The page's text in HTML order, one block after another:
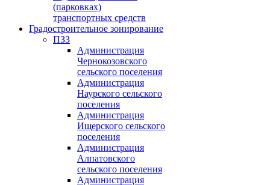
(парковках)
транспортных средств
Градостроительное зонирование
ПЗЗ
Администрация
Чернокозовского
сельского поселения
Администрация
Наурского сельского
поселения
Администрация
Ищерского сельского
поселения
Администрация
Алпатовского
сельского поселения
Администрация